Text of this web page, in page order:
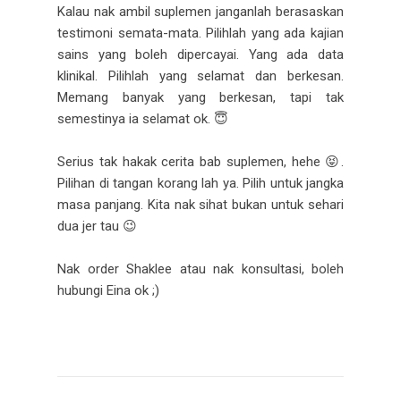
Kalau nak ambil suplemen janganlah berasaskan
testimoni semata-mata. Pilihlah yang ada kajian
sains yang boleh dipercayai. Yang ada data
klinikal. Pilihlah yang selamat dan berkesan.
Memang banyak yang berkesan, tapi tak
semestinya ia selamat ok. 😇
Serius tak hakak cerita bab suplemen, hehe 😝.
Pilihan di tangan korang lah ya. Pilih untuk jangka
masa panjang. Kita nak sihat bukan untuk sehari
dua jer tau 😉
Nak order Shaklee atau nak konsultasi, boleh
hubungi Eina ok ;)